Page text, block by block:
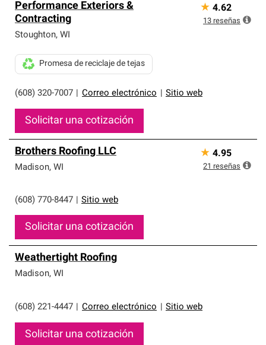
Performance Exteriors &
Contracting
Stoughton, WI
(608) 320-7007 Correo electrónico Sitio web
Promesa de reciclaje de tejas
Solicitar una cotización
★ 4.62
13 reseñas
Brothers Roofing LLC
Madison, WI
(608) 770-8447 Sitio web
Solicitar una cotización
★ 4.95
21 reseñas
Weathertight Roofing
Madison, WI
(608) 221-4447 Correo electrónico Sitio web
Solicitar una cotización